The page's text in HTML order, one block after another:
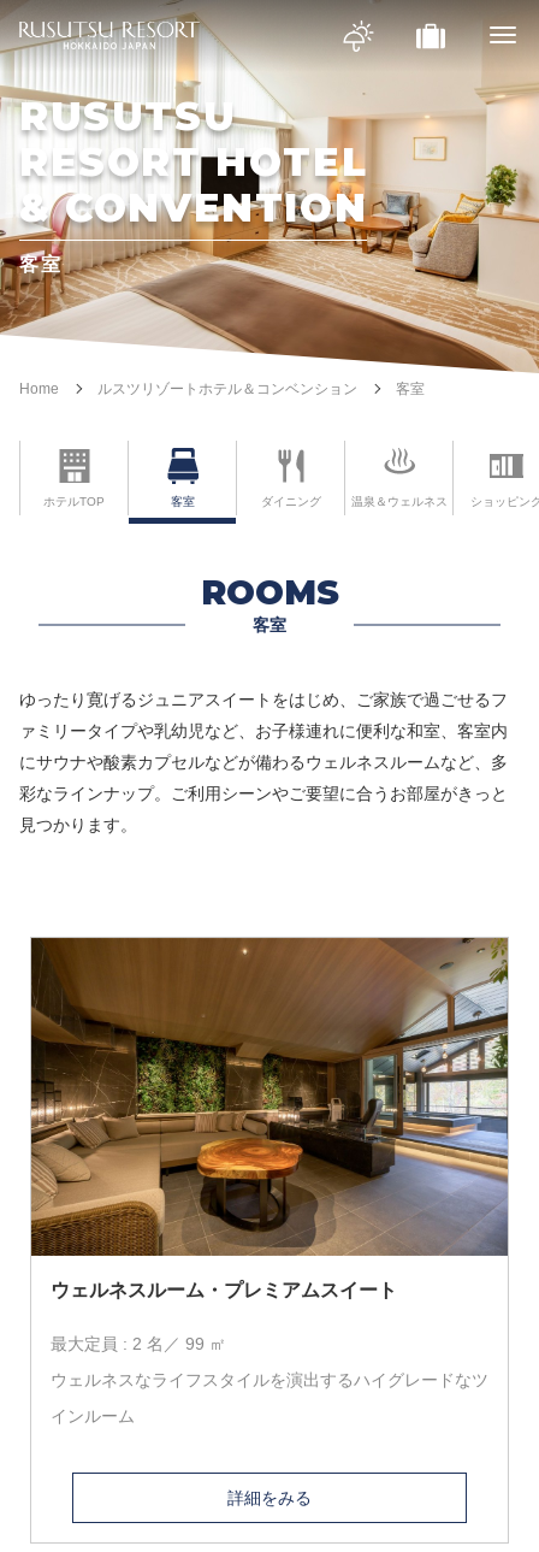
RUSUTSU
RESORT HOTEL
& CONVENTION
客室
Home ルスツリゾートホテル＆コンベンション 客室
ホテルTOP 客室 ダイニング 温泉＆ウェルネス ショッピン
ROOMS
客室
ゆったり寛げるジュニアスイートをはじめ、ご家族で過ごせるフ
ァミリータイプや乳幼児など、お子様連れに便利な和室、客室内
にサウナや酸素カプセルなどが備わるウェルネスルームなど、多
彩なラインナップ。ご利用シーンやご要望に合うお部屋がきっと
見つかります。
ウェルネスルーム・プレミアムスイート
最大定員 : 2 名／ 99 ㎡
ウェルネスなライフスタイルを演出するハイグレードなツ
インルーム
詳細をみる